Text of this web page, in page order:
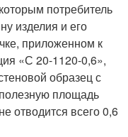
потребитель
изделия и его
приложенном к
«С 20-1120-0,6»,
образец с
площадь
отводится всего 0,6